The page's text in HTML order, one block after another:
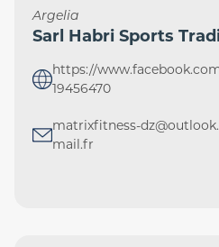
Argelia
Sarl Habri Sports
https://
19456470
matrixfitness-
mail.fr